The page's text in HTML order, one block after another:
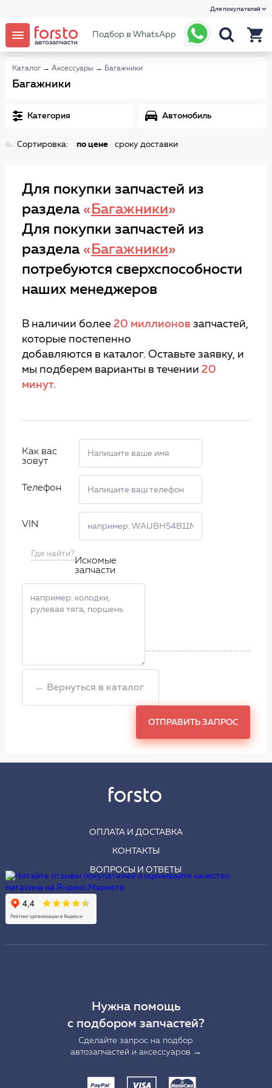
Для покупателей
Подбор в WhatsApp
Каталог → Аксессуары → Багажники
Багажники
Категория Автомобиль
Сортировка: по цене сроку доставки
Для покупки запчастей из
раздела « Багажники»
Для покупки запчастей из
раздела « Багажники»
потребуются сверхспособности
наших менеджеров
В наличии более 20 миллионов запчастей,
которые постепенно
добавляются в каталог. Оставьте заявку, и
мы подберем варианты в течении 20
минут.
Как вас
зовут
Телефон
VIN
Где найти?
Искомые
запчасти
← Вернуться в каталог
ОТПРАВИТЬ ЗАПРОС
ОПЛАТА И ДОСТАВКА
КОНТАКТЫ
ВОПРОСЫ И ОТВЕТЫ
Нужна помощь
с подбором запчастей?
Сделайте запрос на подбор
автозапчастей и аксессуаров →